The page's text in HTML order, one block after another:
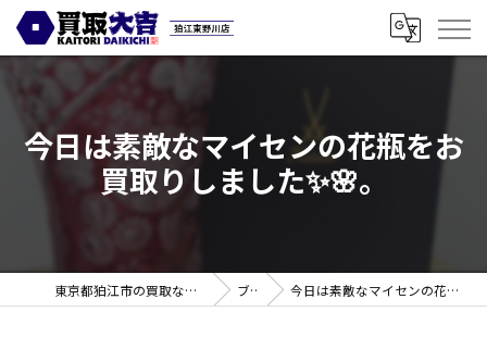
今日は素敵なマイセンの花瓶をお
買取りしました✨🌸。
東京都狛江市の買取なら買取大吉 狛江東野川店 ブログ 今日は素敵なマイセンの花瓶をお買取りしました✨🌸。